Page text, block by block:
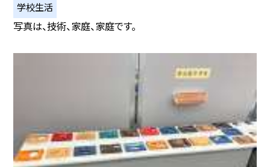
学校生活
写真は、技術、家庭、家庭です。